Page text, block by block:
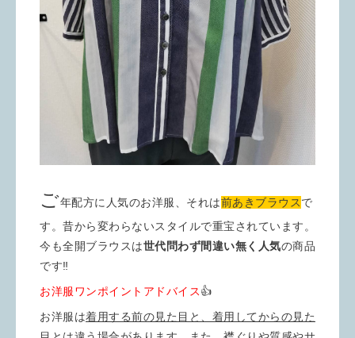
ご年配方に人気のお洋服、それは前あきブラウスで
す。昔から変わらないスタイルで重宝されています。
今も全開ブラウスは世代問わず間違い無く人気の商品
です‼︎
お洋服ワンポイントアドバイス👍
お洋服は着用する前の見た目と、着用してからの見た